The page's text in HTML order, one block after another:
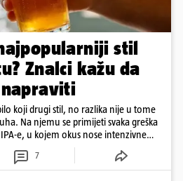
stil
Znalci kažu da
koji drugi stil, no razlika nije u tome
Na njemu se primijeti svaka greška
e, u kojem okus nose intenzivne
7